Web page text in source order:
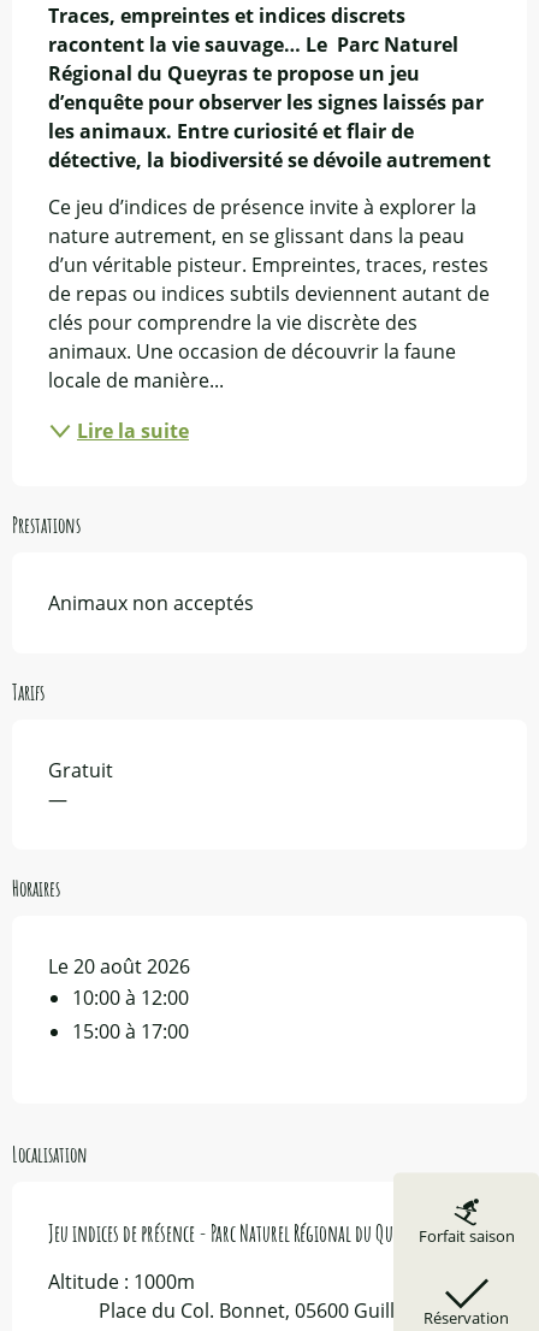
Forfait saison
Réservation
Traces, empreintes et indices discrets
racontent la vie sauvage… Le  Parc Naturel
Régional du Queyras te propose un jeu
d’enquête pour observer les signes laissés par
les animaux. Entre curiosité et flair de
détective, la biodiversité se dévoile autrement
Ce jeu d’indices de présence invite à explorer la
nature autrement, en se glissant dans la peau
d’un véritable pisteur. Empreintes, traces, restes
de repas ou indices subtils deviennent autant de
clés pour comprendre la vie discrète des
animaux. Une occasion de découvrir la faune
locale de manière...
Lire la suite
Prestations
Animaux non acceptés
Tarifs
Gratuit
—
Horaires
Le 20 août 2026
10:00 à 12:00
15:00 à 17:00
Localisation
Jeu indices de présence - Parc Naturel Régional du Queyras
Altitude : 1000m
Place du Col. Bonnet, 05600 Guillestre